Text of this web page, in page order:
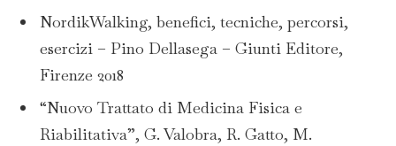
NordikWalking, benefici, tecniche, percorsi,
esercizi – Pino Dellasega – Giunti Editore,
Firenze 2018
“Nuovo Trattato di Medicina Fisica e
Riabilitativa”, G. Valobra, R. Gatto, M.